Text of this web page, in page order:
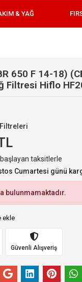
& YAĞ
650 F 14-18)
Filtresi Hiflo
taksitlerle
Cumartesi günü
bulunmamaktadır.
ekle
Güvenli Alışveriş